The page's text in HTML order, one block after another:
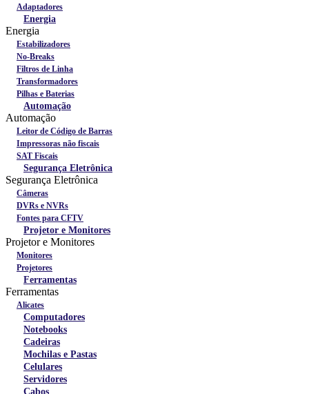
Adaptadores
Energia
Energia
Estabilizadores
No-Breaks
Filtros de Linha
Transformadores
Pilhas e Baterias
Automação
Automação
Leitor de Código de Barras
Impressoras não fiscais
SAT Fiscais
Segurança Eletrônica
Segurança Eletrônica
Câmeras
DVRs e NVRs
Fontes para CFTV
Projetor e Monitores
Projetor e Monitores
Monitores
Projetores
Ferramentas
Ferramentas
Alicates
Computadores
Notebooks
Cadeiras
Mochilas e Pastas
Celulares
Servidores
Cabos